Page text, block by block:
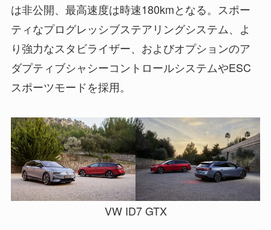
は非公開、最高速度は時速180kmとなる。スポー
ティなプログレッシブステアリングシステム、よ
り強力なスタビライザー、およびオプションのア
ダプティブシャシーコントロールシステムやESC
スポーツモードを採用。
VW ID7 GTX